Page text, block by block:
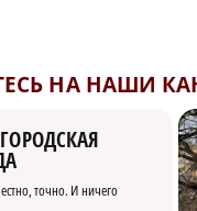
НА НАШИ
точно. И ничего